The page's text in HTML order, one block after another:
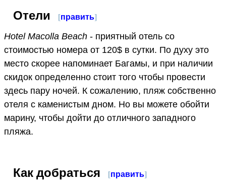
Отели [править]
Hotel Macolla Beach - приятный отель со
стоимостью номера от 120$ в сутки. По духу это
место скорее напоминает Багамы, и при наличии
скидок определенно стоит того чтобы провести
здесь пару ночей. К сожалению, пляж собственно
отеля с каменистым дном. Но вы можете обойти
марину, чтобы дойти до отличного западного
пляжа.
Как добраться [править]